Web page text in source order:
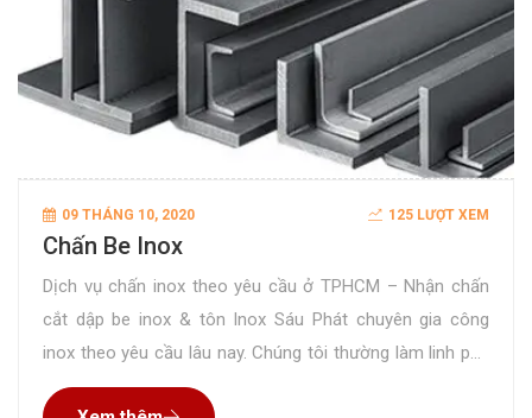
09 THÁNG 10, 2020 125 LƯỢT XEM
Chấn Be Inox
Dịch vụ chấn inox theo yêu cầu ở TPHCM – Nhận chấn
cắt dập be inox & tôn Inox Sáu Phát chuyên gia công
inox theo yêu cầu lâu nay. Chúng tôi thường làm linh phụ
kiện, cho các công ty nội ngoại thất hoặc làm hoàn thành